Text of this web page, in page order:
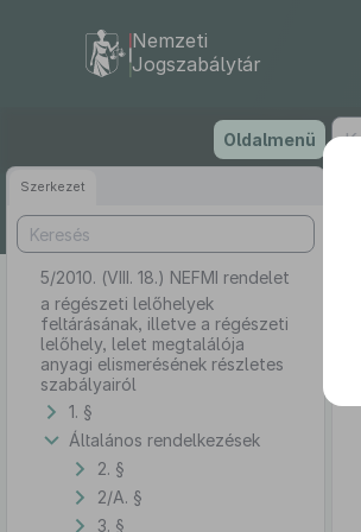
tartalomra
Nemzeti
Jogszabálytár
Oldalmenü
Szerkezet
5/2010. (VIII. 18.) NEFMI rendelet
a régészeti lelőhelyek
feltárásának, illetve a régészeti
lelőhely, lelet megtalálója
anyagi elismerésének részletes
szabályairól
1. §
Általános rendelkezések
2. §
2/A. §
3. §